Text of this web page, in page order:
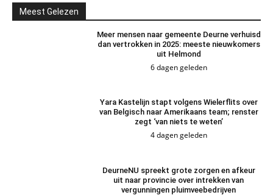
Meest Gelezen
Meer mensen naar gemeente Deurne verhuisd
dan vertrokken in 2025: meeste nieuwkomers
uit Helmond
6 dagen geleden
Yara Kastelijn stapt volgens Wielerflits over
van Belgisch naar Amerikaans team; renster
zegt ‘van niets te weten’
4 dagen geleden
DeurneNU spreekt grote zorgen en afkeur
uit naar provincie over intrekken van
vergunningen pluimveebedrijven